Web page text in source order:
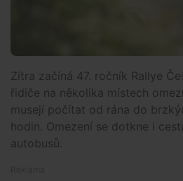
Zítra začíná 47. ročník Rallye
řidiče na několika místech
musejí počítat od rána do
hodin. Omezení se dotkne i
autobusů.